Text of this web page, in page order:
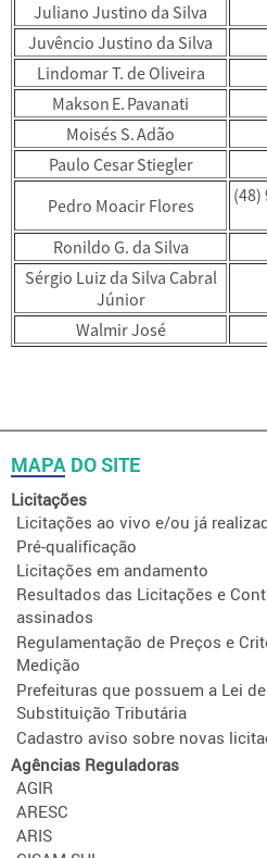
Juliano Justino da Silva
Juvêncio Justino da Silva
Lindomar T. de Oliveira
Makson E. Pavanati
Moisés S. Adão
Paulo Cesar Stiegler
Pedro Moacir Flores
(48)
Ronildo G. da Silva
Sérgio Luiz da Silva Cabral
Júnior
Walmir José
MAPA DO SITE
Licitações
Licitações ao vivo e/ou já
Pré-qualificação
Licitações em andamento
Resultados das Licitações e
assinados
Regulamentação de Preços e
Medição
Prefeituras que possuem a Lei de
Substituição Tributária
Cadastro aviso sobre novas
Agências Reguladoras
AGIR
ARESC
ARIS